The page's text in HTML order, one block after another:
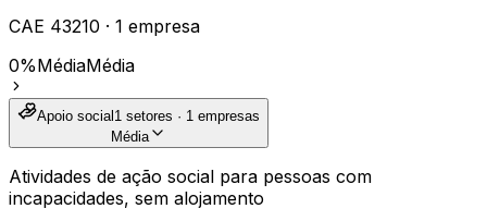
CAE 43210 · 1 empresa
0%MédiaMédia
Apoio social 1 setores · 1 empresas
Média
Atividades de ação social para pessoas com
incapacidades, sem alojamento